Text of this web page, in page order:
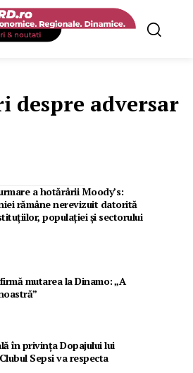
despre adversar
a hotărârii Moody’s:
rămâne nerevizuit datorită
populației și sectorului
mutarea la Dinamo: „A
în privința Dopajului lui
Sepsi va respecta